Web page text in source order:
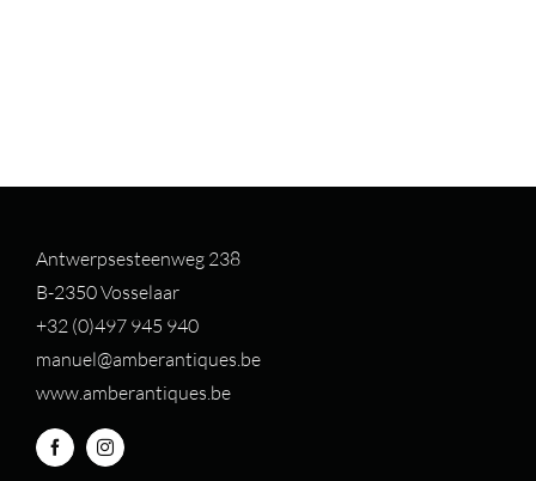
Antwerpsesteenweg 238
B-2350 Vosselaar
+32 (0)497 945 940
manuel@amberantiques.be
www.amberantiques.be